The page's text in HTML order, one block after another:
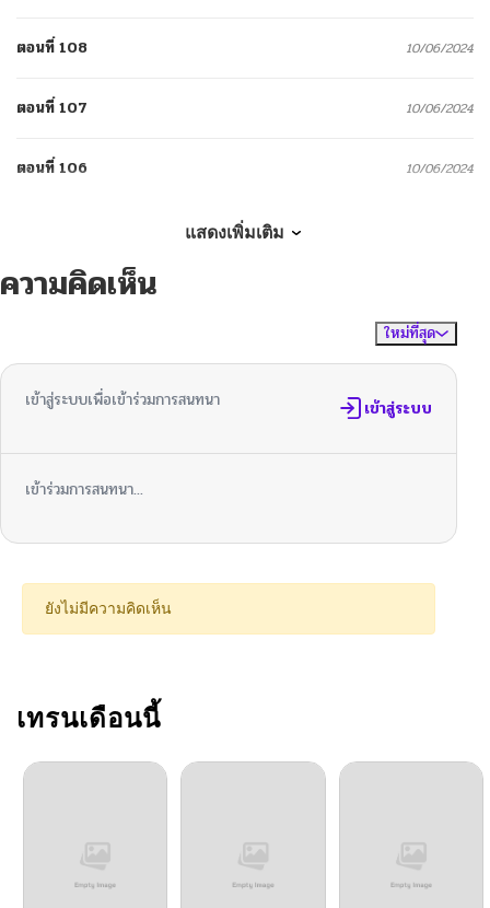
ตอนที่ 108 10/06/2024
ตอนที่ 107 10/06/2024
ตอนที่ 106 10/06/2024
ตอนที่ 104
10/06/2024
ตอนที่ 102 10/06/2024
10/06/2024
ตอนที่ 99 10/06/2024
ตอนที่ 97
ตอนที่ 96
ตอนที่ 94 10/06/2024
แสดงเพิ่มเติม
ความคิดเห็น
ใหม่ที่สุด
เข้าสู่ระบบเพื่อเข้าร่วมการสนทนา เข้าสู่ระบบ
เข้าร่วมการสนทนา...
ยังไม่มีความคิดเห็น
เทรนเดือนนี้